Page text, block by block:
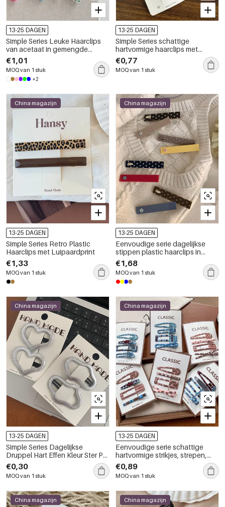
13-25 DAGEN
Simple Series Leuke Haarclips
van acetaat in gemengde
kleuren
€1,01
MOQ van 1 stuk
+2
13-25 DAGEN
Simple Series schattige
hartvormige haarclips met
luipaardprint en sterretje.
€0,77
MOQ van 1 stuk
China magazijn
13-25 DAGEN
Simple Series Retro Plastic
Haarclips met Luipaardprint
€1,33
MOQ van 1 stuk
China magazijn
13-25 DAGEN
Eenvoudige serie dagelijkse
stippen plastic haarclips in
verschillende kleuren
€1,68
MOQ van 1 stuk
China magazijn
13-25 DAGEN
Simple Series Dagelijkse
Druppel Hart Effen Kleur Ster PU
Haarclips
€0,30
MOQ van 1 stuk
China magazijn
13-25 DAGEN
Eenvoudige serie schattige
hartvormige strikjes, strepen,
ruitjes, stippen en sterren,
metalen kinderhaarclips
€0,89
MOQ van 1 stuk
China magazijn China magazijn